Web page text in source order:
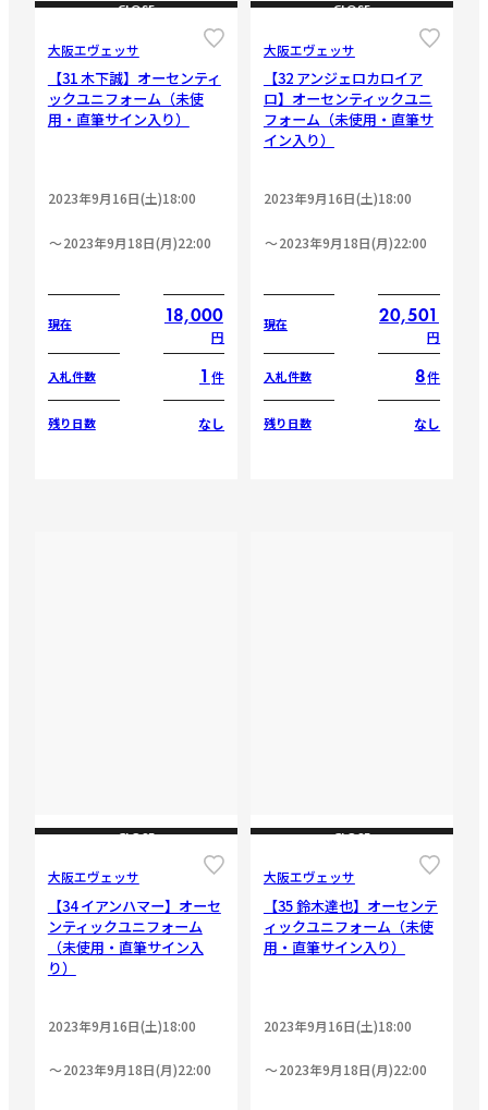
CLOSE
大阪エヴェッサ
【31 木下誠】オーセンティ
ックユニフォーム（未使
用・直筆サイン入り）
2023年9月16日(土)18:00
2023年9月18日(月)22:00
現在 18,000
円
入札件数 1 件
残り日数 なし
CLOSE
大阪エヴェッサ
【32 アンジェロカロイア
ロ】オーセンティックユニ
フォーム（未使用・直筆サ
イン入り）
2023年9月16日(土)18:00
2023年9月18日(月)22:00
現在 20,501
円
入札件数 8件
残り日数 なし
CLOSE
大阪エヴェッサ
【34 イアンハマー】オーセ
ンティックユニフォーム
（未使用・直筆サイン入
り）
2023年9月16日(土)18:00
2023年9月18日(月)22:00
CLOSE
大阪エヴェッサ
【35 鈴木達也】オーセンテ
ィックユニフォーム（未使
用・直筆サイン入り）
2023年9月16日(土)18:00
2023年9月18日(月)22:00